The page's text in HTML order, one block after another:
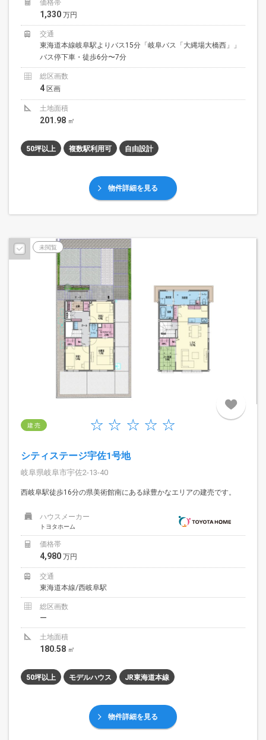
価格帯
1,330 万円
交通
東海道本線岐阜駅よりバス15分「岐阜バス「大縄場大橋西」」
バス停下車・徒歩6分〜7分
総区画数
4 区画
土地面積
201.98 ㎡
50坪以上 複数駅利用可 自由設計
物件詳細を見る
未閲覧
建 売
シティステージ宇佐1号地
岐阜県岐阜市宇佐2-13-40
西岐阜駅徒歩16分の県美術館南にある緑豊かなエリアの建売です。
ハウスメーカー
トヨタホーム
価格帯
4,980 万円
交通
東海道本線/西岐阜駅
総区画数
ー
土地面積
180.58 ㎡
50坪以上 モデルハウス JR東海道本線
物件詳細を見る